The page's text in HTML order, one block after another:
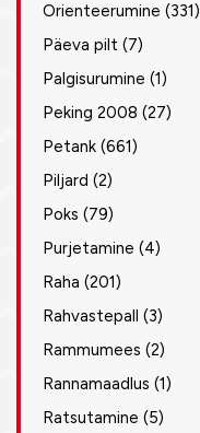
Orienteerumine (331)
Päeva pilt (7)
Palgisurumine (1)
Peking 2008 (27)
Petank (661)
Piljard (2)
Poks (79)
Purjetamine (4)
Raha (201)
Rahvastepall (3)
Rammumees (2)
Rannamaadlus (1)
Ratsutamine (5)